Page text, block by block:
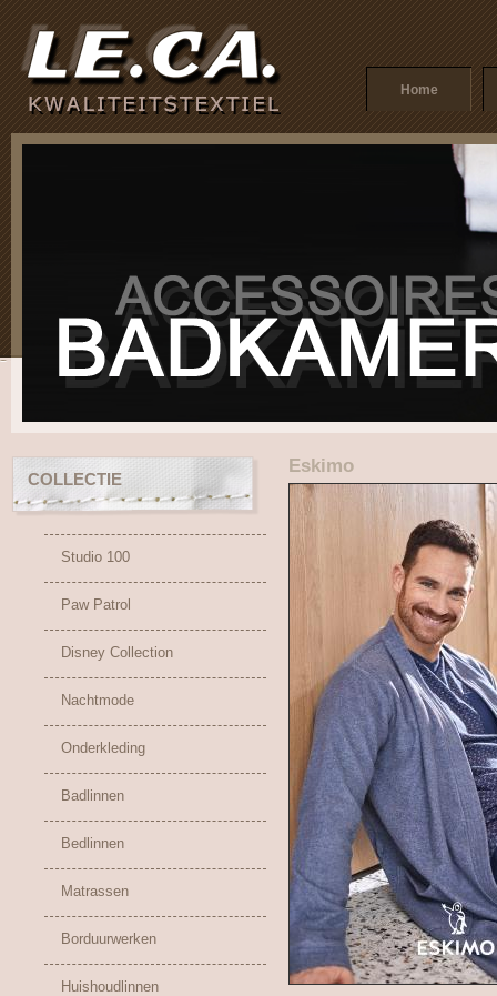
Home
COLLECTIE
Studio 100
Paw Patrol
Disney Collection
Nachtmode
Onderkleding
Badlinnen
Bedlinnen
Matrassen
Borduurwerken
Huishoudlinnen
Eskimo